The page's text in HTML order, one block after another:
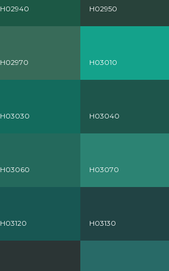
H02940 H02950
H02970 H03010
H03030 H03040
H03060 H03070
H03120 H03130